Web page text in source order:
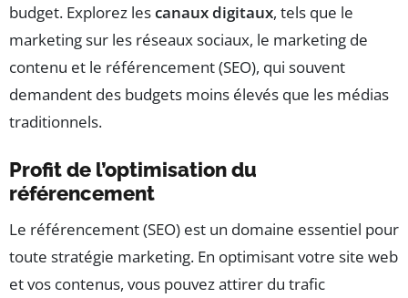
budget. Explorez lescanaux digitaux, tels que le
marketing sur les réseaux sociaux, le marketing de
contenu et le référencement (SEO), qui souvent
demandent des budgets moins élevés que les médias
traditionnels.
Profit de l’optimisation du
référencement
Le référencement (SEO) est un domaine essentiel pour
toute stratégie marketing. En optimisant votre site web
et vos contenus, vous pouvez attirer du trafic